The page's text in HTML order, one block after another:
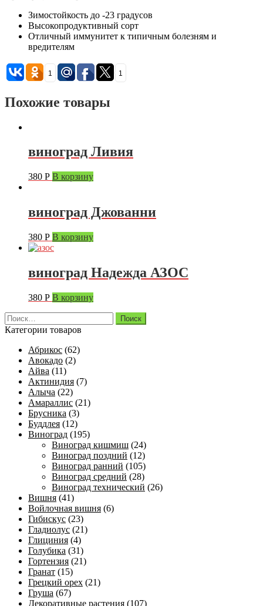
Зимостойкость до -23 градусов
Высокопродуктивный сорт
Отличный иммунитет к типичным болезням и
вредителям
1 1
Похожие товары
виноград Ливия
380 Р В корзину
виноград Джованни
380 Р В корзину
виноград Надежда АЗОС
380 Р В корзину
Найти:
Категории товаров
Абрикос (62)
Авокадо (2)
Айва (11)
Актинидия (7)
Алыча (22)
Амараллис (21)
Брусника (3)
Буддлея (12)
Виноград (195)
Виноград кишмиш (24)
Виноград поздний (12)
Виноград ранний (105)
Виноград средний (28)
Виноград технический (26)
Вишня (41)
Войлочная вишня (6)
Гибискус (23)
Гладиолус (21)
Глициния (4)
Голубика (31)
Гортензия (21)
Гранат (15)
Грецкий орех (21)
Груша (67)
Декоративные растения (107)